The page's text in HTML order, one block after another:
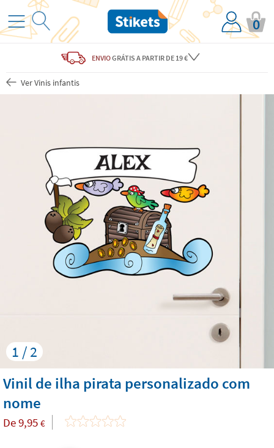
0
ENVIOGRÁTIS A PARTIR DE 19 €
Ver Vinis infantis
1 / 2
Vinil de ilha pirata personalizado com
nome
De9,95 €